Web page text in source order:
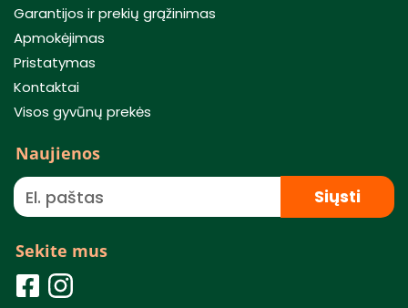
Garantijos ir prekių grąžinimas
Apmokėjimas
Pristatymas
Kontaktai
Visos gyvūnų prekės
Naujienos
Siųsti
Sekite mus